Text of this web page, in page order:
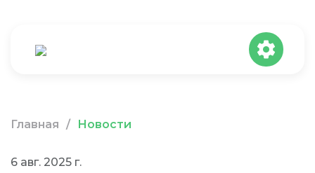
Главная / Новости
6 авг. 2025 г.